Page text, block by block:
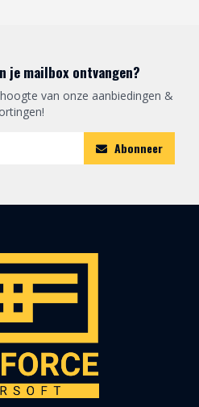
je mailbox ontvangen?
van onze aanbiedingen &
Abonneer